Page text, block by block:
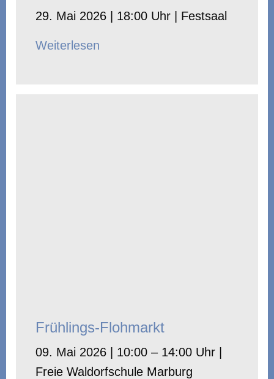
29. Mai 2026 | 18:00 Uhr | Festsaal
Weiterlesen
Frühlings-Flohmarkt
09. Mai 2026 | 10:00 – 14:00 Uhr |
Freie Waldorfschule Marburg